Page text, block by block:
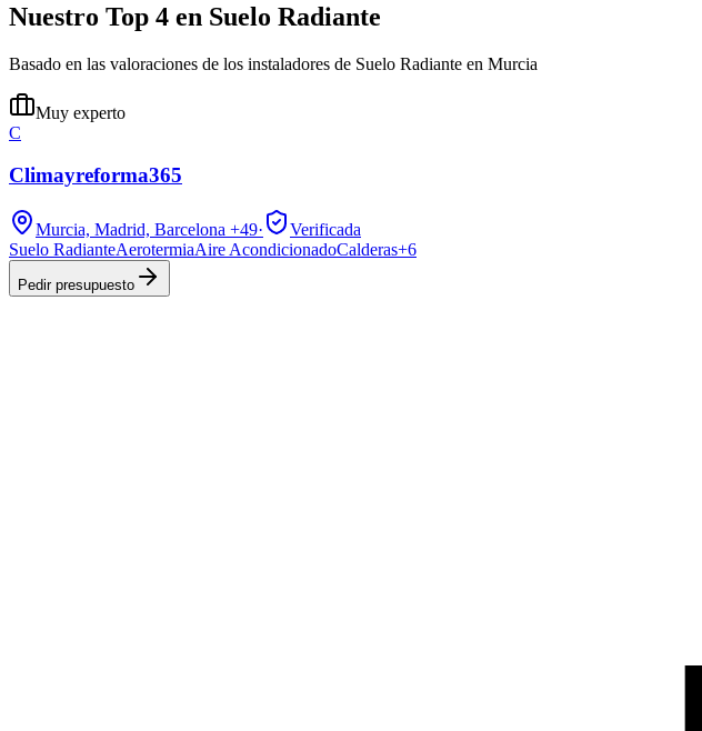
Nuestro Top 4 en Suelo Radiante
Basado en las valoraciones de los instaladores de Suelo Radiante en Murcia
Muy experto
C
Climayreforma365
Murcia, Madrid, Barcelona +49·
Verificada
Suelo RadianteAerotermiaAire AcondicionadoCalderas+6
Pedir presupuesto